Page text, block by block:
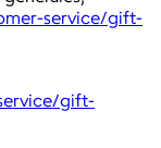
service/gift-
gift-